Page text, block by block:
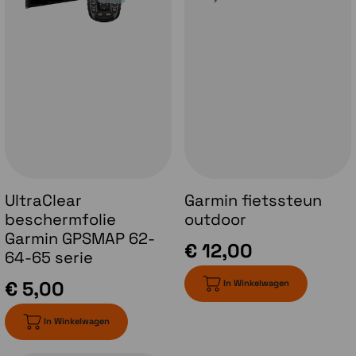
straatcanyons en dichte bossen.
UltraClear
beschermfolie
Garmin GPSMAP 62-
64-65 serie
€ 5,00
In Winkelwagen
Garmin fietssteun
outdoor
€ 12,00
In Winkelwagen